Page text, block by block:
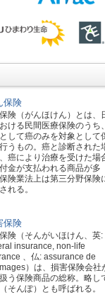
保険
険（がんほけん）とは、
ける民間医療保険のうち
して癌のみを対象として
うもの。癌と診断された
癌により治療を受けた場
金が支払われる商品が多
険業法上は第三分野保険
れる。
保険
険（そんがいほけん、英:
insurance, non-life
、仏: assurance de
）は、損害保険会社
う保険商品の総称。略し
そんぽ）とも呼ばれる。